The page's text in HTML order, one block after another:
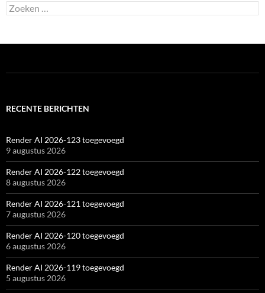
Zoeken
naar:
RECENTE BERICHTEN
Render AI 2026-123 toegevoegd
9 augustus 2026
Render AI 2026-122 toegevoegd
8 augustus 2026
Render AI 2026-121 toegevoegd
7 augustus 2026
Render AI 2026-120 toegevoegd
6 augustus 2026
Render AI 2026-119 toegevoegd
5 augustus 2026